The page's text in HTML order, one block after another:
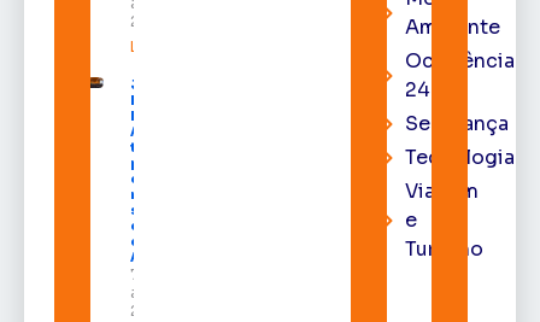
2026
Leia mais »
Juiz
Diego
Moura de
Araújo
toma
posse
como
membro
substituto
do Pleno
do TRE-
AP
7 de
agosto de
2026
Ambiente
Ocorrência
24h
Segurança
Tecnologia
Viagem
e
Turismo